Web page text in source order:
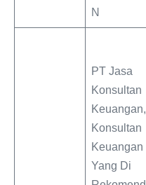
N
PT Jasa
Konsultan
Keuangan,
Konsultan
Keuangan
Yang Di